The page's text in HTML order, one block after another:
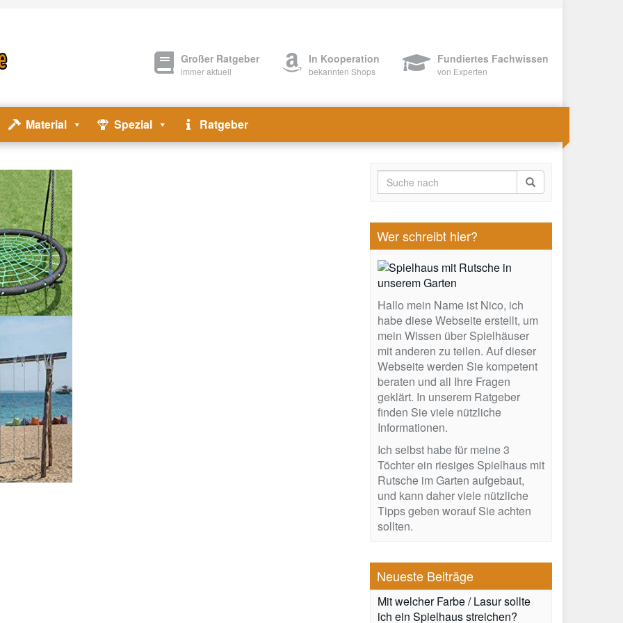
Großer Ratgeber
immer aktuell
In Kooperation
bekannten Shops
Fundiertes Fachwissen
von Experten
Material Spezial Ratgeber
Wer schreibt hier?
Hallo mein Name ist Nico, ich
habe diese Webseite erstellt, um
mein Wissen über Spielhäuser
mit anderen zu teilen. Auf dieser
Webseite werden Sie kompetent
beraten und all Ihre Fragen
geklärt. In unserem Ratgeber
finden Sie viele nützliche
Informationen.
Ich selbst habe für meine 3
Töchter ein riesiges Spielhaus mit
Rutsche im Garten aufgebaut,
und kann daher viele nützliche
Tipps geben worauf Sie achten
sollten.
Neueste Beiträge
Mit welcher Farbe / Lasur sollte
ich ein Spielhaus streichen?